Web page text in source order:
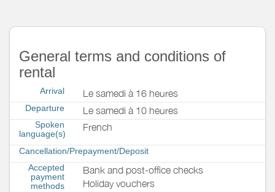
General terms and conditions of
rental
Arrival Le samedi à 16 heures
Departure Le samedi à 10 heures
Spoken
language(s)
French
Cancellation/Prepayment/Deposit
Accepted
payment
methods
Bank and post-office checks
Holiday vouchers